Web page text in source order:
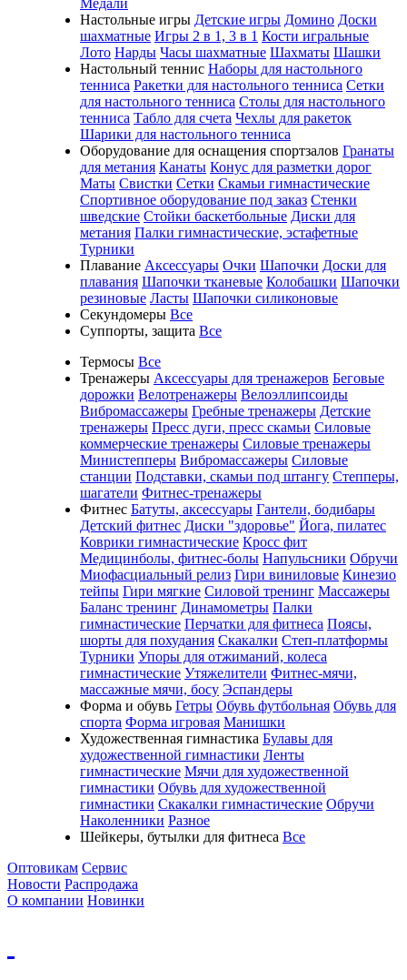
Медали
Настольные игры Детские игры Домино Доски
шахматные Игры 2 в 1, 3 в 1 Кости игральные
Лото Нарды Часы шахматные Шахматы Шашки
Настольный теннис Наборы для настольного
тенниса Ракетки для настольного тенниса Сетки
для настольного тенниса Столы для настольного
тенниса Табло для счета Чехлы для ракеток
Шарики для настольного тенниса
Оборудование для оснащения спортзалов Гранаты
для метания Канаты Конус для разметки дорог
Маты Свистки Сетки Скамьи гимнастические
Спортивное оборудование под заказ Стенки
шведские Стойки баскетбольные Диски для
метания Палки гимнастические, эстафетные
Турники
Плавание Аксессуары Очки Шапочки Доски для
плавания Шапочки тканевые Колобашки Шапочки
резиновые Ласты Шапочки силиконовые
Секундомеры Все
Суппорты, защита Все
Термосы Все
Тренажеры Аксессуары для тренажеров Беговые
дорожки Велотренажеры Велоэллипсоиды
Вибромассажеры Гребные тренажеры Детские
тренажеры Пресс дуги, пресс скамьи Силовые
коммерческие тренажеры Силовые тренажеры
Министепперы Вибромассажеры Силовые
станции Подставки, скамьи под штангу Степперы,
шагатели Фитнес-тренажеры
Фитнес Батуты, аксессуары Гантели, бодибары
Детский фитнес Диски "здоровье" Йога, пилатес
Коврики гимнастические Кросс фит
Медицинболы, фитнес-болы Напульсники Обручи
Миофасциальный релиз Гири виниловые Кинезио
тейпы Гири мягкие Силовой тренинг Массажеры
Баланс тренинг Динамометры Палки
гимнастические Перчатки для фитнеса Поясы,
шорты для похудания Скакалки Степ-платформы
Турники Упоры для отжиманий, колеса
гимнастические Утяжелители Фитнес-мячи,
массажные мячи, босу Эспандеры
Форма и обувь Гетры Обувь футбольная Обувь для
спорта Форма игровая Манишки
Художественная гимнастика Булавы для
художественной гимнастики Ленты
гимнастические Мячи для художественной
гимнастики Обувь для художественной
гимнастики Скакалки гимнастические Обручи
Наколенники Разное
Шейкеры, бутылки для фитнеса Все
Оптовикам Сервис
Новости Распродажа
О компании Новинки